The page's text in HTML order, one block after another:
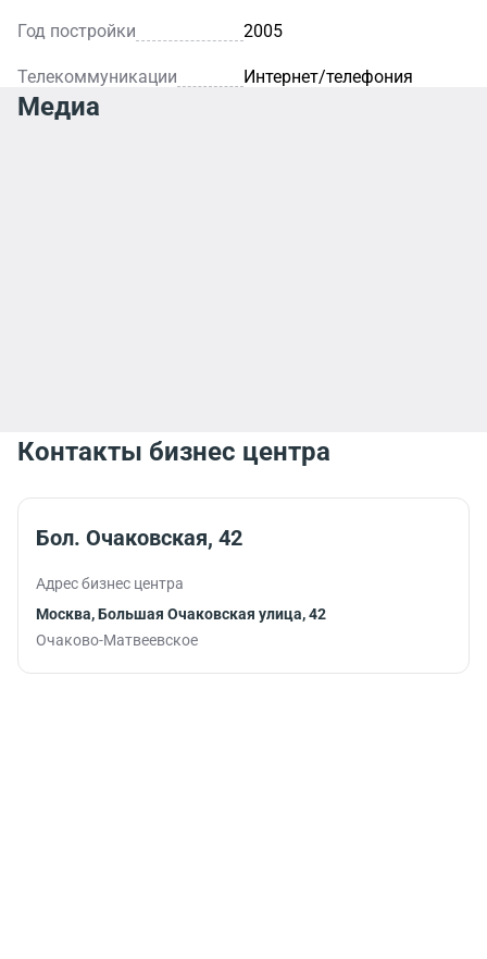
Год постройки 2005
Телекоммуникации Интернет/телефония
Медиа
Контакты бизнес центра
Бол. Очаковская, 42
Адрес бизнес центра
Москва, Большая Очаковская улица, 42
Очаково-Матвеевское